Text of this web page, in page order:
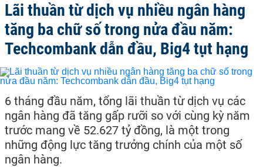
Lãi thuần từ dịch vụ nhiều ngân hàng
tăng ba chữ số trong nửa đầu năm:
Techcombank dẫn đầu, Big4 tụt hạng
6 tháng đầu năm, tổng lãi thuần từ dịch vụ các
ngân hàng đã tăng gấp rưỡi so với cùng kỳ năm
trước mang về 52.627 tỷ đồng, là một trong
những động lực tăng trưởng chính của một số
ngân hàng.